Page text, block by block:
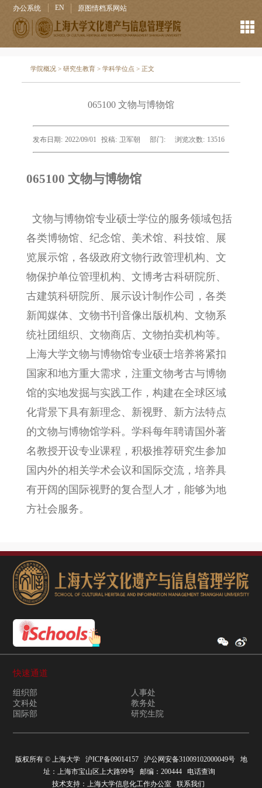
办公系统 EN 原图情档系网站
学院概况 >研究生教育 >学科学位点 > 正文
065100 文物与博物馆
发布日期: 2022/09/01 投稿: 卫军朝 部门: 浏览次数: 13516
065100 文物与博物馆
文物与博物馆专业硕士学位的服务领域包括
各类博物馆、纪念馆、美术馆、科技馆、展
览展示馆，各级政府文物行政管理机构、文
物保护单位管理机构、文博考古科研院所、
古建筑科研院所、展示设计制作公司，各类
新闻媒体、文物书刊音像出版机构、文物系
统社团组织、文物商店、文物拍卖机构等。
上海大学文物与博物馆专业硕士培养将紧扣
国家和地方重大需求，注重文物考古与博物
馆的实地发掘与实践工作，构建在全球区域
化背景下具有新理念、新视野、新方法特点
的文物与博物馆学科。学科每年聘请国外著
名教授开设专业课程，积极推荐研究生参加
国内外的相关学术会议和国际交流，培养具
有开阔的国际视野的复合型人才，能够为地
方社会服务。
快速通道
组织部
人事处
文科处
教务处
国际部
研究生院
版权所有 ©上海大学 沪ICP备09014157 沪公网安备31009102000049号地
址：上海市宝山区上大路99号 邮编：200444 电话查询
技术支持： 上海大学信息化工作办公室 联系我们